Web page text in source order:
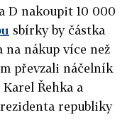
D nakoupit 10 000
sbírky by částka
na nákup více než
převzali náčelník
Řehka a
republiky